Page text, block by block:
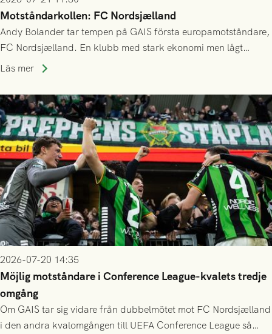
Motståndarkollen: FC Nordsjælland
Andy Bolander tar tempen på GAIS första europamotståndare,
FC Nordsjælland. En klubb med stark ekonomi men lågt
publiksnitt, ett lag med både kollektiv styrka och individuell
Läs mer
2026-07-20 14:35
Möjlig motståndare i Conference League-kvalets tredje
omgång
Om GAIS tar sig vidare från dubbelmötet mot FC Nordsjælland
i den andra kvalomgången till UEFA Conference League så